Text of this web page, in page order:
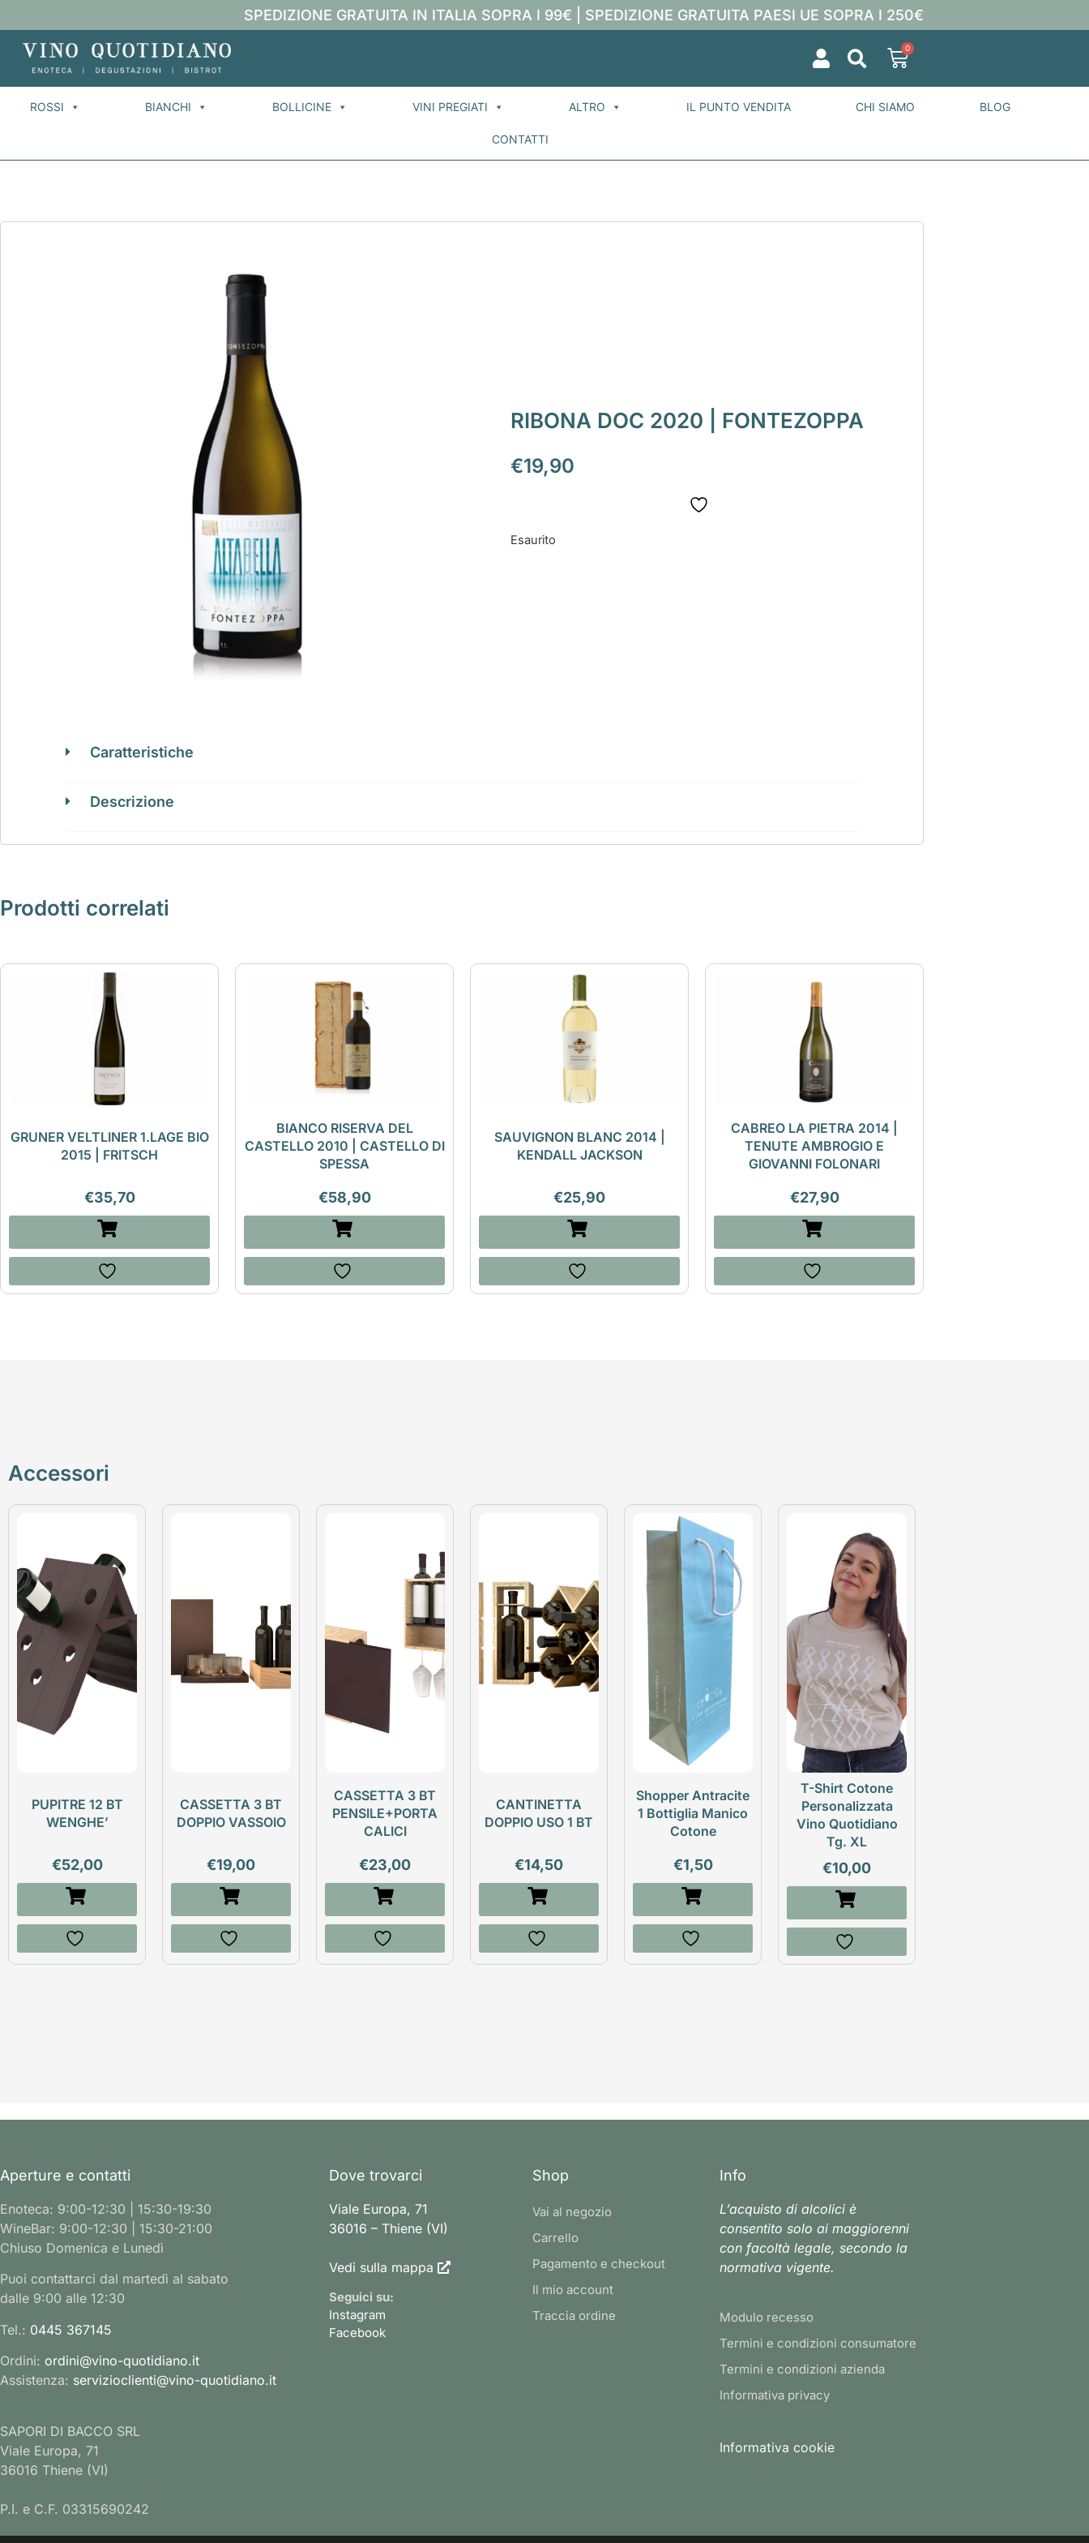
SPEDIZIONE GRATUITA IN ITALIA SOPRA I 99€ | SPEDIZIONE GRATUITA PAESI UE SOPRA I 250€
0
ROSSI BIANCHI BOLLICINE VINI PREGIATI ALTRO IL PUNTO VENDITA CHI SIAMO BLOG
CONTATTI
RIBONA DOC 2020 | FONTEZOPPA
€19,90
Esaurito
Caratteristiche
Descrizione
Prodotti correlati
GRUNER VELTLINER 1.LAGE BIO
2015 | FRITSCH
€35,70
BIANCO RISERVA DEL
CASTELLO 2010 | CASTELLO DI
SPESSA
€58,90
SAUVIGNON BLANC 2014 |
KENDALL JACKSON
€25,90
CABREO LA PIETRA 2014 |
TENUTE AMBROGIO E
GIOVANNI FOLONARI
€27,90
Accessori
PUPITRE 12 BT
WENGHE’
€52,00
CASSETTA 3 BT
DOPPIO VASSOIO
€19,00
CASSETTA 3 BT
PENSILE+PORTA
CALICI
€23,00
CANTINETTA
DOPPIO USO 1 BT
€14,50
Shopper Antracite
1 Bottiglia Manico
Cotone
€1,50
T-Shirt Cotone
Personalizzata
Vino Quotidiano
Tg. XL
€10,00
Aperture e contatti
Enoteca: 9:00-12:30 | 15:30-19:30
WineBar: 9:00-12:30 | 15:30-21:00
Chiuso Domenica e Lunedì
Puoi contattarci dal martedì al sabato
dalle 9:00 alle 12:30
Tel.: 0445 367145
Ordini: ordini@vino-quotidiano.it
Assistenza: servizioclienti@vino-quotidiano.it
SAPORI DI BACCO SRL
Viale Europa, 71
36016 Thiene (VI)
P.I. e C.F. 03315690242
Dove trovarci
Viale Europa, 71
36016 – Thiene (VI)
Vedi sulla mappa
Seguici su:
Instagram
Facebook
Shop
Vai al negozio
Carrello
Pagamento e checkout
Il mio account
Traccia ordine
Info
L’acquisto di alcolici è
consentito solo ai maggiorenni
con facoltà legale, secondo la
normativa vigente.
Modulo recesso
Termini e condizioni consumatore
Termini e condizioni azienda
Informativa privacy
Informativa cookie